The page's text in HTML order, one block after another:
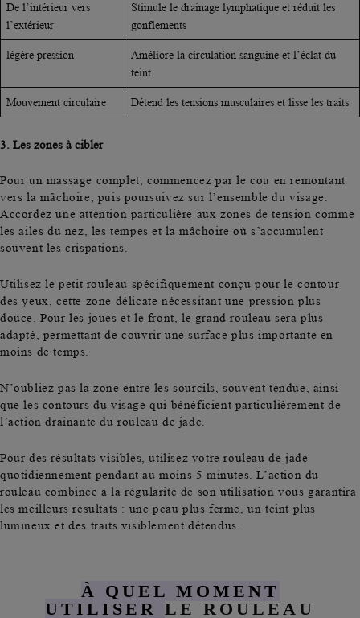
De l’intérieur vers
l’extérieur
Stimule le drainage lymphatique et réduit les
gonflements
légère pression
Améliore la circulation sanguine et l’éclat du
teint
Mouvement circulaire Détend les tensions musculaires et lisse les traits
3. Les zones à cibler
Pour un massage complet, commencez par lecou en remontant
vers la mâchoire
, puis poursuivez sur l’ensemble du visage.
Accordez une attention particulière aux zones de tension comme
les ailes du nez, les tempes et la mâchoire où s’accumulent
souvent les crispations.
Utilisez le petit rouleau spécifiquement conçu pour lecontour
des yeux,
cette zone délicate nécessitant une pression plus
douce. Pour les joues et le front, le grand rouleau sera plus
adapté, permettant de couvrir une surface plus importante en
moins de temps.
N’oubliez pas la zone entre les sourcils, souvent tendue, ainsi
que les contours du visage qui bénéficient particulièrement de
l’action drainante du rouleau de jade.
Pour des résultats visibles, utilisez votre rouleau de jade
quotidiennement pendant au moins 5 minutes . L’action du
rouleau combinée à la régularité de son utilisation vous garantira
les meilleurs résultats : une peau plus ferme, un teint plus
lumineux et des traits visiblement détendus.
À QUEL MOMENT
UTILISER LE ROULEAU